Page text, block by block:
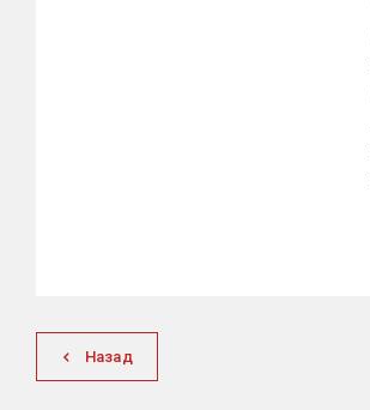
Назад